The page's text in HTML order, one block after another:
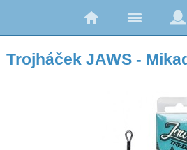
Trojháček JAWS -